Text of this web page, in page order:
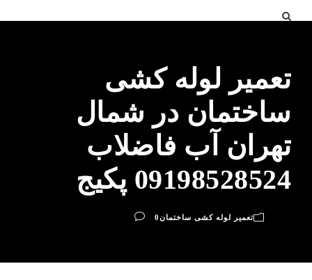
تعمیر لوله کشی
ساختمان در شمال
تهران آب فاضلاب
09198528524 پکیج
تعمیر لوله کشی ساختمان0